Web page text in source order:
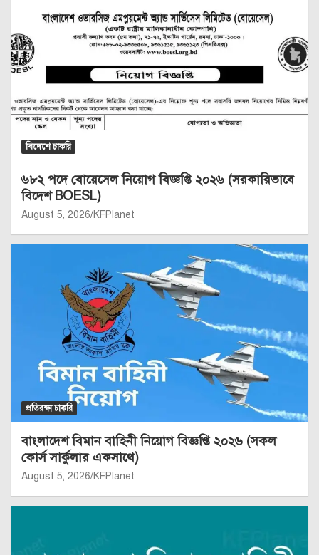
বিদেশে চাকরি
৬৮২ পদে বোয়েসেল নিয়োগ বিজ্ঞপ্তি ২০২৬ (সরকারিভাবে
বিদেশ BOESL)
August 5, 2026 KFPlanet
প্রতিরক্ষা চাকরি
বাংলাদেশ বিমান বাহিনী নিয়োগ বিজ্ঞপ্তি ২০২৬ (সকল
কোর্স সার্কুলার একসাথে)
August 5, 2026 KFPlanet